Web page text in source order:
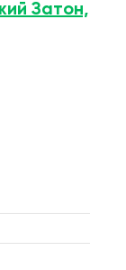
Затон,